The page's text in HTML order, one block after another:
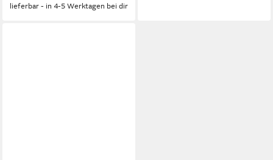
lieferbar - in 4-5 Werktagen bei dir